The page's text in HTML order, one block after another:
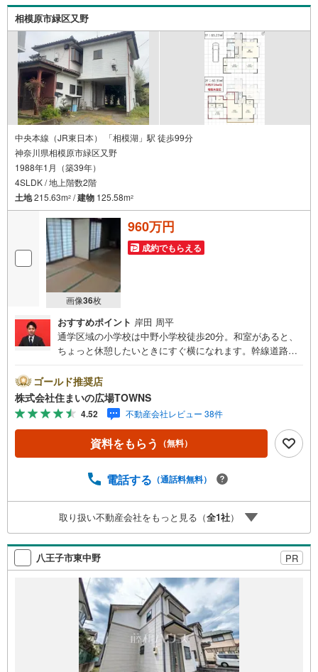
に合った物件をご紹介させて頂きます！ /他社様掲載物件も
併せてご紹介可能ですのでお気軽にお問い合わせ下さい♪
駐車場もございますので、お車でのお越しも大歓迎です！
相模原市緑区又野
中央本線（JR東日本） 「相模湖」駅 徒歩99分
神奈川県相模原市緑区又野
1988年1月（築39年）
4SLDK / 地上階数2階
土地215.63m2 /建物 125.58m2
画像36枚
960万円
成約でもらえる
おすすめポイント 岸田 周平
通学区域の小学校は中野小学校徒歩20分。和室があると、
ちょっと休憩したいときにすぐ横になれます。幹線道路が
毎日穏やかな景色を見ながら生活できるのはリバーサイド
だからです。捨てずに取っておきたい物も、大容量の納戸
なら収納しておけます。物件の向きも確認しましょう。こ
こでは南東向きの物件をご紹介。こちらは閑静な住宅地に
立地する物件です。【年中無休/9:00～21:00】人気物件は
特にお問い合わせが集中するため、お早めにお電話下さ
見学がスムーズです。■その他、各種ご相談も承っておりま
ン■住まいの広場TOWNSからお客様へ経験豊富なスタッフ
が親身になってお客様に合った物件をご紹介させて頂きま
す！ /他社様掲載物件も併せてご紹介可能ですのでお気軽に
お問い合わせ下さい♪駐車場もございますので、お車での
お越しも大歓迎です！
ゴールド推奨店
株式会社住まいの広場TOWNS
4.52 不動産会社レビュー 38件
資料をもらう （無料）
電話する （通話料無料）
取り扱い不動産会社をもっと見る（全1社）
八王子市東中野 PR